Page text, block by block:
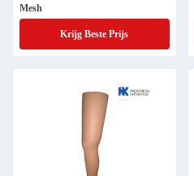
Mesh
Krijg Beste Prijs